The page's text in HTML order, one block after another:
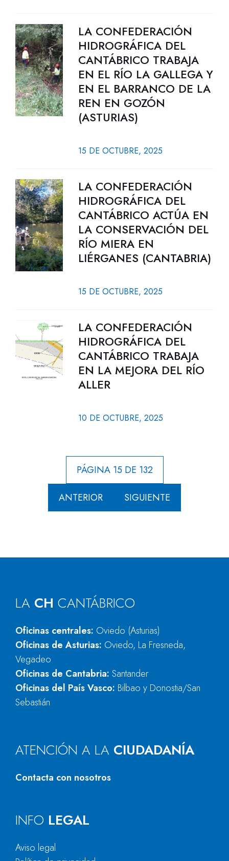
LA CONFEDERACIÓN
HIDROGRÁFICA DEL
CANTÁBRICO TRABAJA
EN EL RÍO LA GALLEGA Y
EN EL BARRANCO DE LA
REN EN GOZÓN
(ASTURIAS)
15 DE OCTUBRE, 2025
LA CONFEDERACIÓN
HIDROGRÁFICA DEL
CANTÁBRICO ACTÚA EN
LA CONSERVACIÓN DEL
RÍO MIERA EN
LIÉRGANES (CANTABRIA)
15 DE OCTUBRE, 2025
LA CONFEDERACIÓN
HIDROGRÁFICA DEL
CANTÁBRICO TRABAJA
EN LA MEJORA DEL RÍO
ALLER
10 DE OCTUBRE, 2025
PÁGINA 15 DE 132
ANTERIOR SIGUIENTE
LA CH CANTÁBRICO
Oficinas centrales: Oviedo (Asturias)
Oficinas de Asturias: Oviedo, La Fresneda,
Vegadeo
Oficinas de Cantabria: Santander
Oficinas del País Vasco: Bilbao y Donostia/San
Sebastián
ATENCIÓN A LA CIUDADANÍA
Contacta con nosotros
INFO LEGAL
Aviso legal